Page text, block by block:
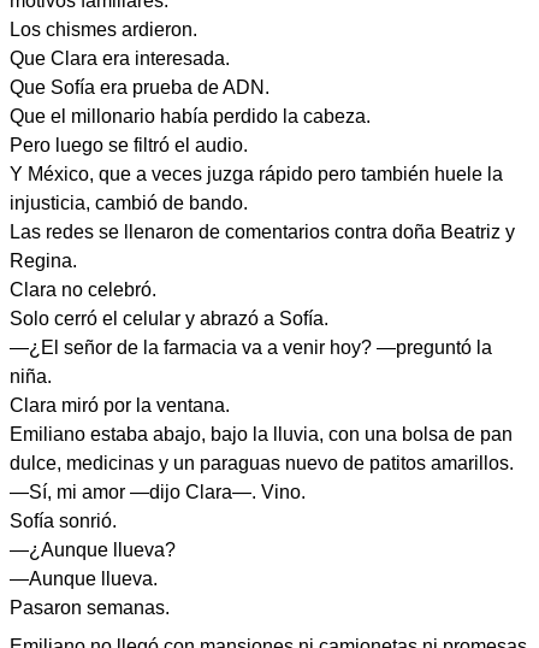
Los chismes ardieron.
Que Clara era interesada.
Que Sofía era prueba de ADN.
Que el millonario había perdido la cabeza.
Pero luego se filtró el audio.
Y México, que a veces juzga rápido pero también huele la
injusticia, cambió de bando.
Las redes se llenaron de comentarios contra doña Beatriz y
Regina.
Clara no celebró.
Solo cerró el celular y abrazó a Sofía.
—¿El señor de la farmacia va a venir hoy? —preguntó la
niña.
Clara miró por la ventana.
Emiliano estaba abajo, bajo la lluvia, con una bolsa de pan
dulce, medicinas y un paraguas nuevo de patitos amarillos.
—Sí, mi amor —dijo Clara—. Vino.
Sofía sonrió.
—¿Aunque llueva?
—Aunque llueva.
Pasaron semanas.